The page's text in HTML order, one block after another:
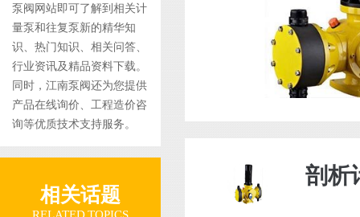
泵阀网站即可了解到相关计
量泵和往复泵新的精华知
识、热门知识、相关问答、
行业资讯及精品资料下载。
同时，江南泵阀还为您提供
产品在线询价、工程造价咨
询等优质技术支持服务。
相关话题
剖析